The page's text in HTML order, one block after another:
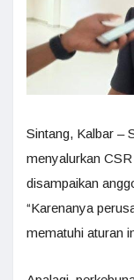
Sintang, Kalbar –
menyalurkan
disampaikan
“Karenanya
mematuhi aturan